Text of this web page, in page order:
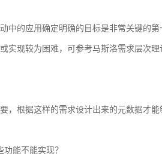
中的应用确定明确的目标是非常关键的
实现较为困难，可参考马斯洛需求层次
，根据这样的需求设计出来的元数据才
能不能实现？